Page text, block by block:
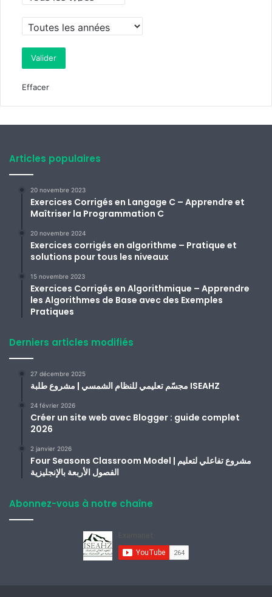
Effacer
Articles populaires
20 novembre 2023
Exercices Corrigés en Langage C – Apprendre et
Maîtriser la Programmation C
20 novembre 2024
Exercices corrigés en algorithme – Pratique et
solutions pour tous les niveaux
15 novembre 2023
Exercices Corrigés en Algorithmique – Apprendre
les Algorithmes de Base avec des Exemples
Pratiques
Derniers articles modifiés
27 décembre 2025
مجسّم تعليمي للنظام الشمسي | مشروع طلبة ISEAHZ
24 février 2026
Créer un site web avec Blogger : guide complet
2026
2 janvier 2026
Four Seasons Classroom Model | مشروع تفاعلي لتعليم
الفصول الأربعة بالإنجليزية
Abonnez-vous à notre chaîne